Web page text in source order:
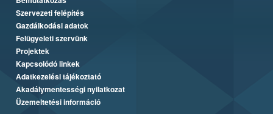
Szervezeti felépítés
Gazdálkodási adatok
Felügyeleti szervünk
Projektek
Kapcsolódó linkek
Adatkezelési tájékoztató
Akadálymentességi nyilatkozat
Üzemeltetési információ